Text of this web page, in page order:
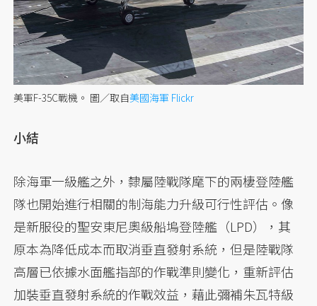
美軍F-35C戰機。 圖／取自美國海軍 Flickr
小結
除海軍一級艦之外，隸屬陸戰隊麾下的兩棲登陸艦
隊也開始進行相關的制海能力升級可行性評估。像
是新服役的聖安東尼奧級船塢登陸艦（LPD），其
原本為降低成本而取消垂直發射系統，但是陸戰隊
高層已依據水面艦指部的作戰準則變化，重新評估
加裝垂直發射系統的作戰效益，藉此彌補朱瓦特級